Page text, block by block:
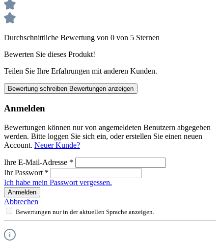
Durchschnittliche Bewertung von 0 von 5 Sternen
Bewerten Sie dieses Produkt!
Teilen Sie Ihre Erfahrungen mit anderen Kunden.
Bewertung schreiben Bewertungen anzeigen
Anmelden
Bewertungen können nur von angemeldeten Benutzern abgegeben
werden. Bitte loggen Sie sich ein, oder erstellen Sie einen neuen
Account. Neuer Kunde?
Ihre E-Mail-Adresse *
Ihr Passwort *
Ich habe mein Passwort vergessen.
Anmelden
Abbrechen
Bewertungen nur in der aktuellen Sprache anzeigen.